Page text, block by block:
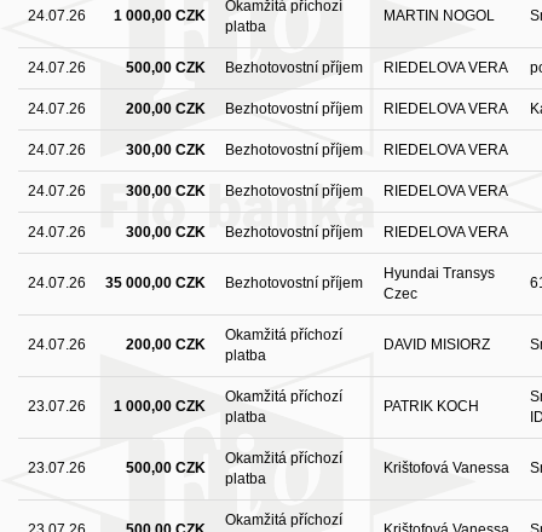
24.07.26 1 000,00 CZK
Okamžitá příchozí
platba
MARTIN NOGOL
24.07.26 500,00 CZK Bezhotovostní příjem RIEDELOVA VERA
24.07.26 200,00 CZK Bezhotovostní příjem RIEDELOVA VERA
24.07.26 300,00 CZK Bezhotovostní příjem RIEDELOVA VERA
24.07.26 300,00 CZK Bezhotovostní příjem RIEDELOVA VERA
24.07.26 300,00 CZK Bezhotovostní příjem RIEDELOVA VERA
24.07.26 35 000,00 CZK Bezhotovostní příjem
Hyundai Transys
Czec
24.07.26 200,00 CZK
Okamžitá příchozí
platba
DAVID MISIORZ
23.07.26 1 000,00 CZK
Okamžitá příchozí
platba
PATRIK KOCH
23.07.26 500,00 CZK
Okamžitá příchozí
platba
Krištofová Vanessa
Okamžitá příchozí